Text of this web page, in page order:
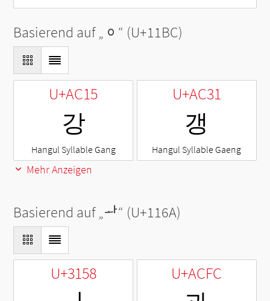
Basierend auf „ ᆼ “ (U+11BC)
U+AC15
강
Hangul Syllable Gang
U+AC31
갱
Hangul Syllable Gaeng
Mehr Anzeigen
Basierend auf „ᅪ“ (U+116A)
U+3158 U+ACFC